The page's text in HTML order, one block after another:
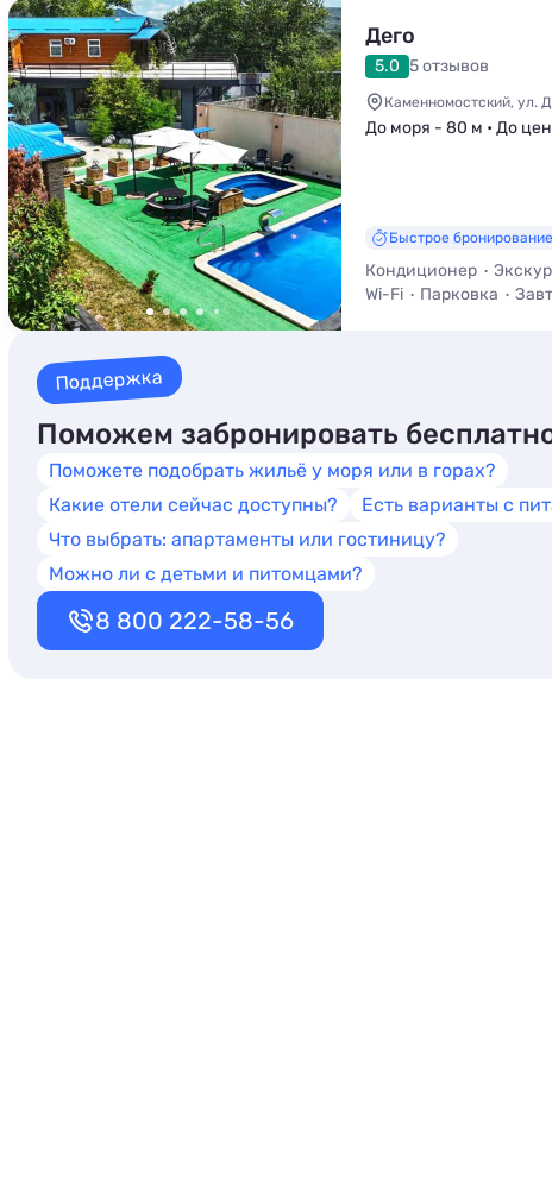
Дего
5.0 5 отзывов
Каменномостский, ул.
До моря - 80 м • До
Быстрое бронирование
Кондиционер
Wi-Fi
Парковка
Поддержка
Поможем забронировать
Поможете подобрать жильё у моря или в горах?
Какие отели сейчас доступны?
Есть варианты с
Что выбрать: апартаменты или гостиницу?
Можно ли с детьми и питомцами?
8 800 222-58-56